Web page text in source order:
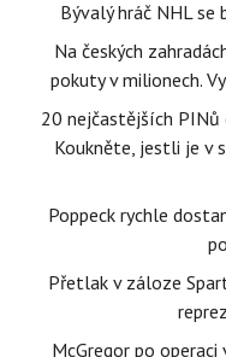
Bývalý hráč NHL
Na českých
pokuty v milionech.
20 nejčastějších
Koukněte, jestli je v
Poppeck rychle
Přetlak v záloze
McGregor po